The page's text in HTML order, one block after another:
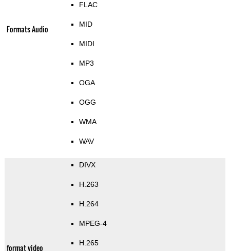
Formats Audio
FLAC
MID
MIDI
MP3
OGA
OGG
WMA
WAV
format video
DIVX
H.263
H.264
MPEG-4
H.265